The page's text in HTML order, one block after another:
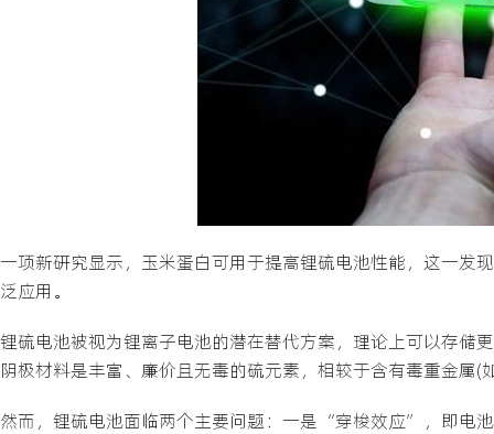
一项新研究显示，玉米蛋白可用于提高锂硫电池性能，这一发
泛应用。
锂硫电池被视为锂离子电池的潜在替代方案，理论上可以存储
阴极材料是丰富、廉价且无毒的硫元素，相较于含有毒重金属
然而，锂硫电池面临两个主要问题：一是“穿梭效应”，即电